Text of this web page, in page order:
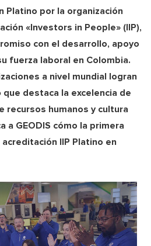
Platino por la organización
«Investors in People» (IIP),
con el desarrollo, apoyo
fuerza laboral en Colombia.
a nivel mundial logran
destaca la excelencia de
recursos humanos y cultura
a GEODIS cómo la primera
IIP Platino en